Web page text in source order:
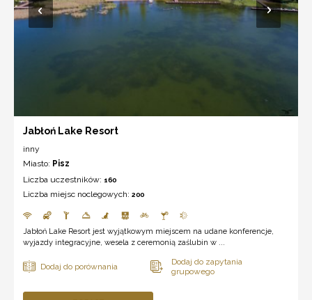
Jabłoń Lake Resort
inny
Miasto: Pisz
Liczba uczestników: 160
Liczba miejsc noclegowych: 200
Jabłoń Lake Resort jest wyjątkowym miejscem na udane konferencje,
wyjazdy integracyjne, wesela z ceremonią zaślubin w ...